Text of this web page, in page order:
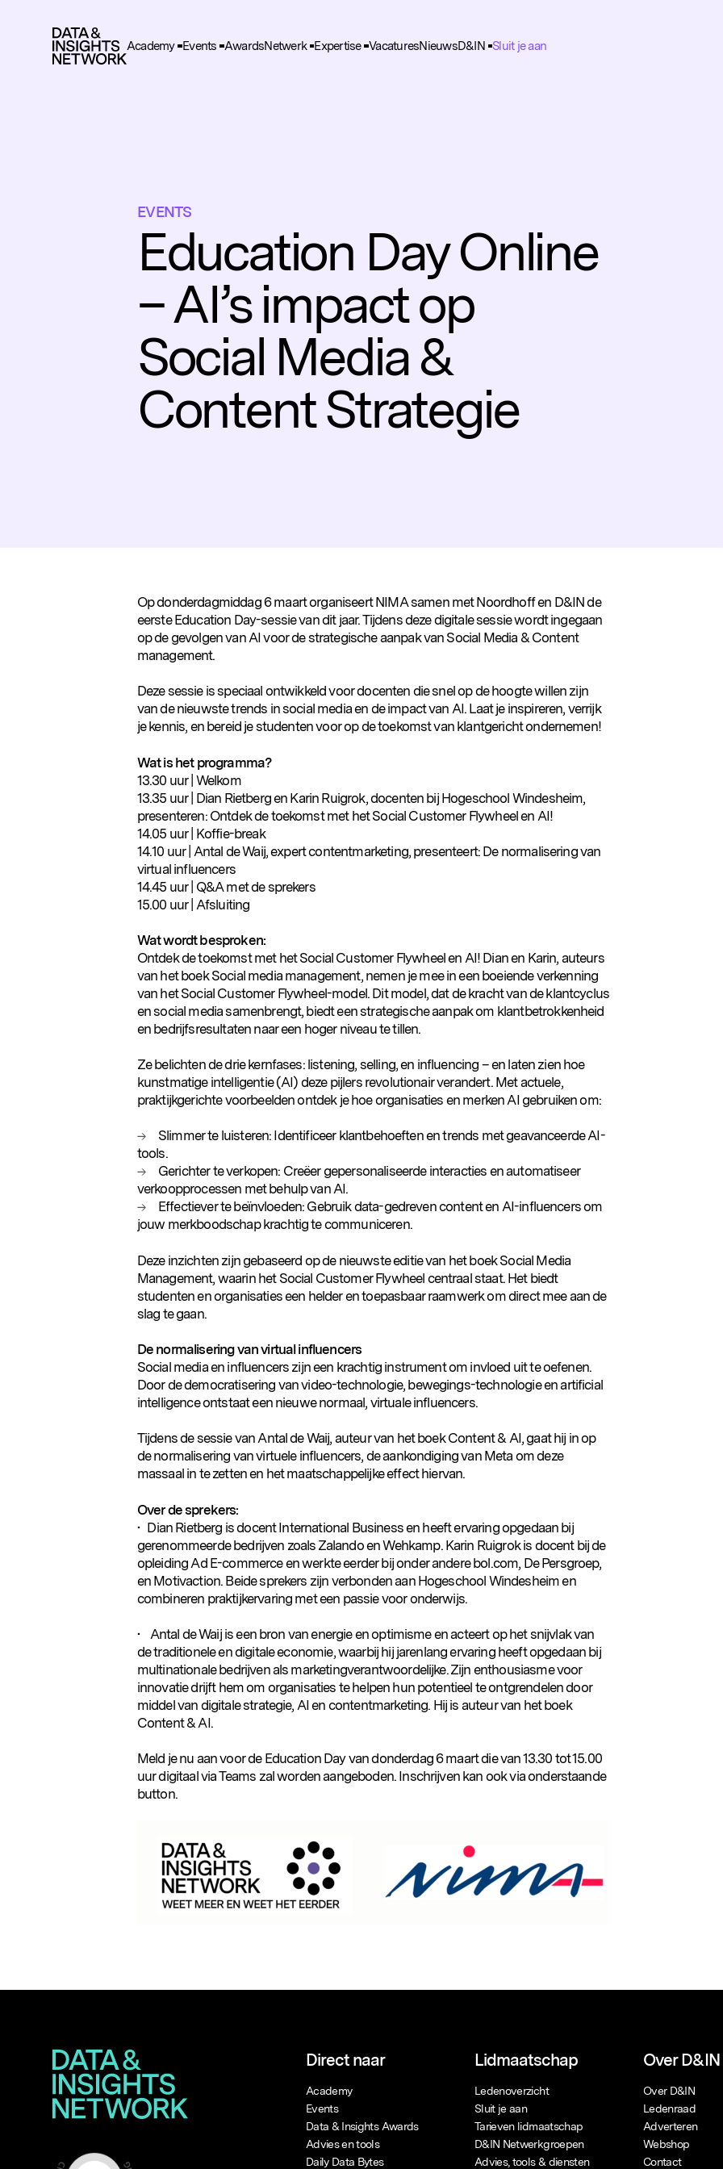
Academy Events AwardsNetwerk Expertise VacaturesNieuwsD&IN Sluit je aan
Populaire zoekopdrachten
EVENTS
Education Day Online
– AI’s impact op
Social Media &
Content Strategie
Op donderdagmiddag 6 maart organiseert NIMA samen met Noordhoff en D&IN de
eerste Education Day-sessie van dit jaar. Tijdens deze digitale sessie wordt ingegaan
op de gevolgen van AI voor de strategische aanpak van Social Media & Content
management.
Deze sessie is speciaal ontwikkeld voor docenten die snel op de hoogte willen zijn
van de nieuwste trends in social media en de impact van AI. Laat je inspireren, verrijk
je kennis, en bereid je studenten voor op de toekomst van klantgericht ondernemen!
Wat is het programma?
13.30 uur | Welkom
13.35 uur | Dian Rietberg en Karin Ruigrok, docenten bij Hogeschool Windesheim,
presenteren: Ontdek de toekomst met het Social Customer Flywheel en AI!
14.05 uur | Koffie-break
14.10 uur | Antal de Waij, expert contentmarketing, presenteert: De normalisering van
virtual influencers
14.45 uur | Q&A met de sprekers
15.00 uur | Afsluiting
Wat wordt besproken:
Ontdek de toekomst met het Social Customer Flywheel en AI! Dian en Karin, auteurs
van het boek Social media management, nemen je mee in een boeiende verkenning
van het Social Customer Flywheel-model. Dit model, dat de kracht van de klantcyclus
en social media samenbrengt, biedt een strategische aanpak om klantbetrokkenheid
en bedrijfsresultaten naar een hoger niveau te tillen.
Ze belichten de drie kernfases: listening, selling, en influencing – en laten zien hoe
kunstmatige intelligentie (AI) deze pijlers revolutionair verandert. Met actuele,
praktijkgerichte voorbeelden ontdek je hoe organisaties en merken AI gebruiken om:
Slimmer te luisteren: Identificeer klantbehoeften en trends met geavanceerde AI-
tools.
Gerichter te verkopen: Creëer gepersonaliseerde interacties en automatiseer
verkoopprocessen met behulp van AI.
Effectiever te beïnvloeden: Gebruik data-gedreven content en AI-influencers om
jouw merkboodschap krachtig te communiceren.
Deze inzichten zijn gebaseerd op de nieuwste editie van het boek Social Media
Management, waarin het Social Customer Flywheel centraal staat. Het biedt
studenten en organisaties een helder en toepasbaar raamwerk om direct mee aan de
slag te gaan.
De normalisering van virtual influencers
Social media en influencers zijn een krachtig instrument om invloed uit te oefenen.
Door de democratisering van video-technologie, bewegings-technologie en artificial
intelligence ontstaat een nieuwe normaal, virtuale influencers.
Tijdens de sessie van Antal de Waij, auteur van het boek Content & AI, gaat hij in op
de normalisering van virtuele influencers, de aankondiging van Meta om deze
massaal in te zetten en het maatschappelijke effect hiervan.
Over de sprekers:
• Dian Rietberg is docent International Business en heeft ervaring opgedaan bij
gerenommeerde bedrijven zoals Zalando en Wehkamp. Karin Ruigrok is docent bij de
opleiding Ad E-commerce en werkte eerder bij onder andere bol.com, De Persgroep,
en Motivaction. Beide sprekers zijn verbonden aan Hogeschool Windesheim en
combineren praktijkervaring met een passie voor onderwijs.
• Antal de Waij is een bron van energie en optimisme en acteert op het snijvlak van
de traditionele en digitale economie, waarbij hij jarenlang ervaring heeft opgedaan bij
multinationale bedrijven als marketingverantwoordelijke. Zijn enthousiasme voor
innovatie drijft hem om organisaties te helpen hun potentieel te ontgrendelen door
middel van digitale strategie, AI en contentmarketing. Hij is auteur van het boek
Content & AI.
Meld je nu aan voor de Education Day van donderdag 6 maart die van 13.30 tot 15.00
uur digitaal via Teams zal worden aangeboden. Inschrijven kan ook via onderstaande
button.
Direct naar
Academy
Events
Data & Insights Awards
Advies en tools
Daily Data Bytes
Lidmaatschap
Ledenoverzicht
Sluit je aan
Tarieven lidmaatschap
D&IN Netwerkgroepen
Advies, tools & diensten
Over D&IN
Over D&IN
Ledenraad
Adverteren
Webshop
Contact
Deze worden gebruikt om je surfgedrag te volgen, zodat we gepersonaliseerde
en advertenties kunnen tonen.